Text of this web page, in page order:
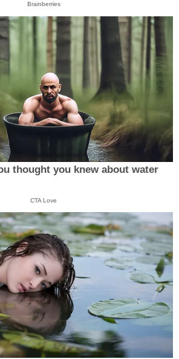
Brainberries
thought you knew about water
CTA Love